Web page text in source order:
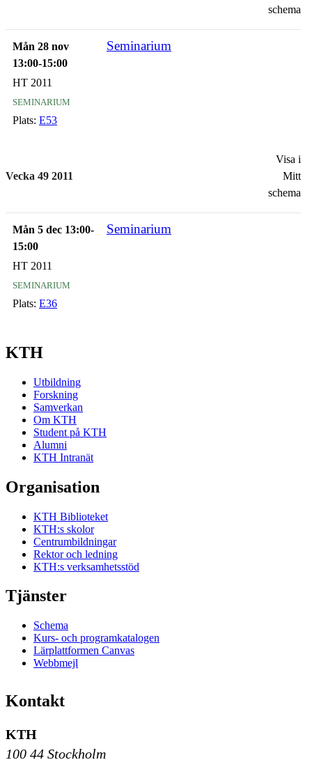
schema
Mån 28 nov
13:00-15:00
Seminarium
HT 2011
seminarium
Plats: E53
Vecka 49 2011
Visa i
Mitt
schema
Mån 5 dec 13:00-
15:00
Seminarium
HT 2011
seminarium
Plats: E36
KTH
Utbildning
Forskning
Samverkan
Om KTH
Student på KTH
Alumni
KTH Intranät
Organisation
KTH Biblioteket
KTH:s skolor
Centrumbildningar
Rektor och ledning
KTH:s verksamhetsstöd
Tjänster
Schema
Kurs- och programkatalogen
Lärplattformen Canvas
Webbmejl
Kontakt
KTH
100 44 Stockholm